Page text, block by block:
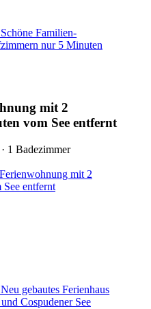
Familien-
nur 5 Minuten
mit 2
vom See entfernt
1 Badezimmer
mit 2
entfernt
gebautes Ferienhaus
Cospudener See